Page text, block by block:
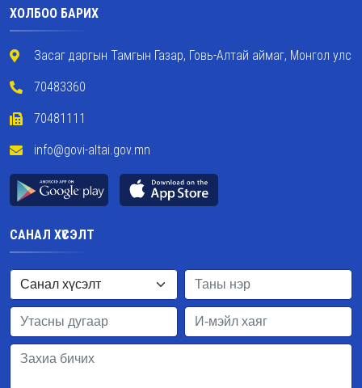
ХОЛБОО БАРИХ
Засаг даргын Тамгын Газар, Говь-Алтай аймаг, Монгол улс
70483360
70481111
info@govi-altai.gov.mn
САНАЛ ХҮСЭЛТ